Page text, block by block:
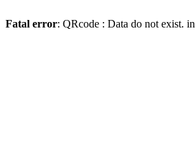
Fatal error: QRcode : Data do not exist. in